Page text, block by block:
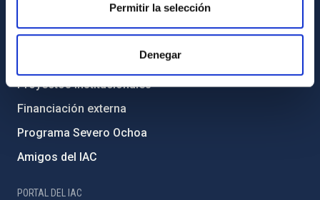
Permitir la selección
Denegar
Igualdad y diversidad de género
Forever IAC
Medio Ambiente y Sostenibilidad
Proyectos institucionales
Financiación externa
Programa Severo Ochoa
Amigos del IAC
PORTAL DEL IAC